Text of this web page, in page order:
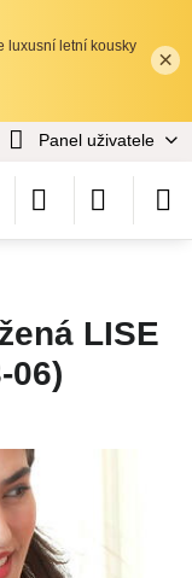
✕
×
luxusní letní kousky
Panel uživatele
LISE
06)